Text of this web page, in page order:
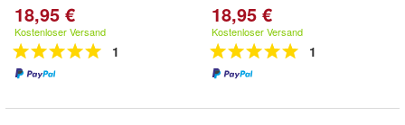
18,95 €
Kostenloser Versand
1
18,95 €
Kostenloser Versand
1